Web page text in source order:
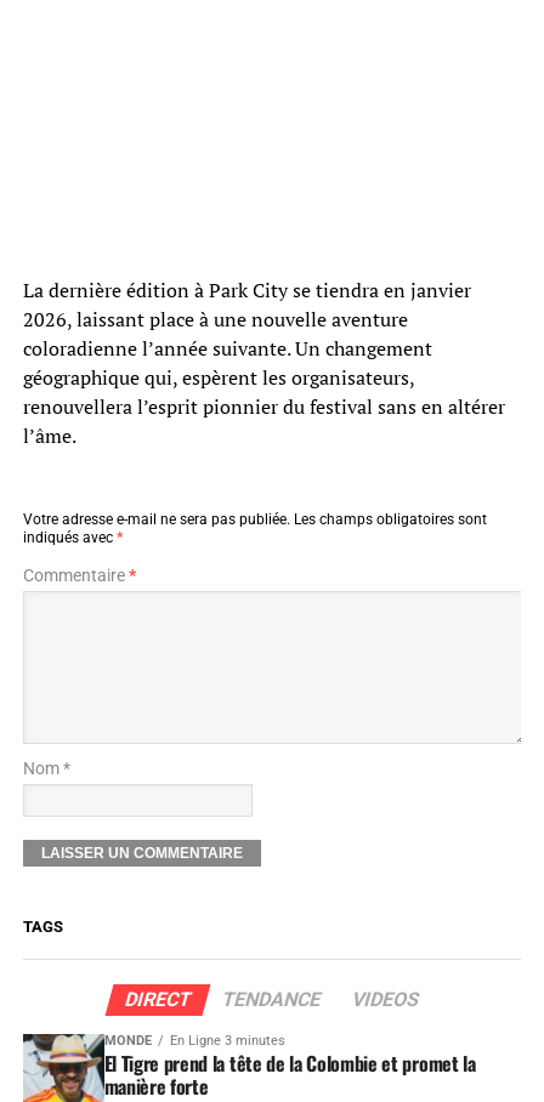
La dernière édition à Park City se tiendra en janvier
2026, laissant place à une nouvelle aventure
coloradienne l’année suivante. Un changement
géographique qui, espèrent les organisateurs,
renouvellera l’esprit pionnier du festival sans en altérer
l’âme.
Votre adresse e-mail ne sera pas publiée. Les champs obligatoires sont
indiqués avec *
Commentaire*
Nom *
TAGS
DIRECT TENDANCE VIDEOS
MONDE En Ligne 3 minutes
El Tigre prend la tête de la Colombie et promet la
manière forte